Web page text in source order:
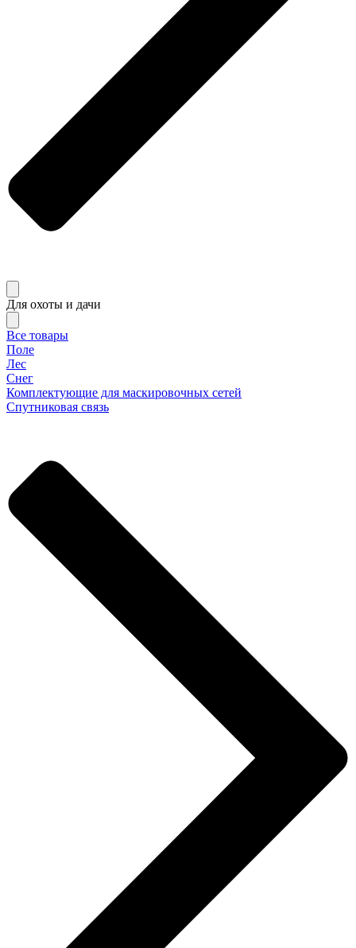
Для охоты и дачи
Все товары
Поле
Лес
Снег
Комплектующие для маскировочных сетей
Спутниковая связь